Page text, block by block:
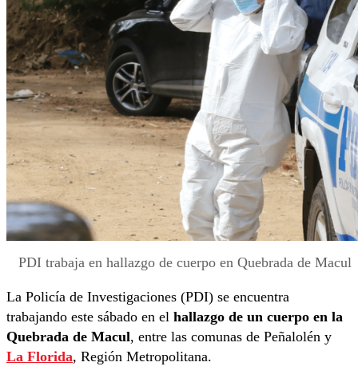
PDI trabaja en hallazgo de cuerpo en Quebrada de Macul
La Policía de Investigaciones (PDI) se encuentra
trabajando este sábado en el hallazgo de un cuerpo en la
Quebrada de Macul, entre las comunas de Peñalolén y
La Florida, Región Metropolitana.